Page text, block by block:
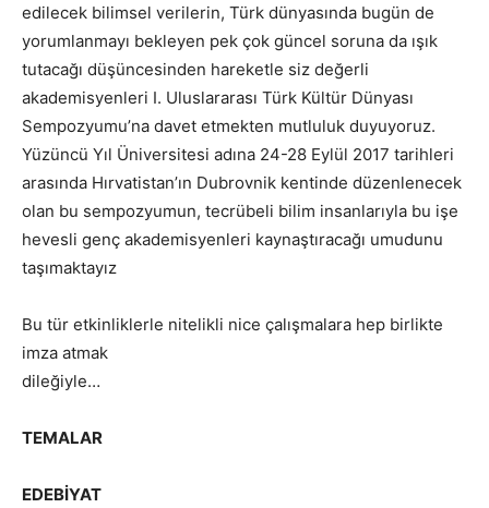
edilecek bilimsel verilerin, Türk dünyasında bugün de
yorumlanmayı bekleyen pek çok güncel soruna da ışık
tutacağı düşüncesinden hareketle siz değerli
akademisyenleri I. Uluslararası Türk Kültür Dünyası
Sempozyumu’na davet etmekten mutluluk duyuyoruz.
Yüzüncü Yıl Üniversitesi adına 24-28 Eylül 2017 tarihleri
arasında Hırvatistan’ın Dubrovnik kentinde düzenlenecek
olan bu sempozyumun, tecrübeli bilim insanlarıyla bu işe
hevesli genç akademisyenleri kaynaştıracağı umudunu
taşımaktayız
Bu tür etkinliklerle nitelikli nice çalışmalara hep birlikte
imza atmak
dileğiyle…
TEMALAR
EDEBİYAT